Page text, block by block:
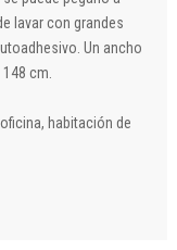
lavar con grandes
Un ancho
cm.
habitación de